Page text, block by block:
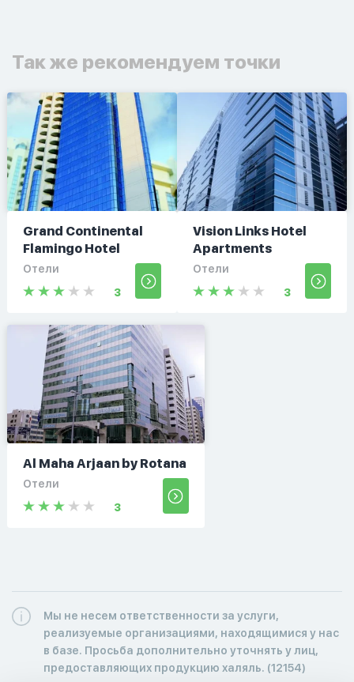
Так же рекомендуем точки
Grand Continental
Flamingo Hotel
Отели
3
Vision Links Hotel
Apartments
Отели
3
Al Maha Arjaan by Rotana
Отели
3
Мы не несем ответственности за услуги,
реализуемые организациями, находящимися у нас
в базе. Просьба дополнительно уточнять у лиц,
предоставляющих продукцию халяль. (12154)